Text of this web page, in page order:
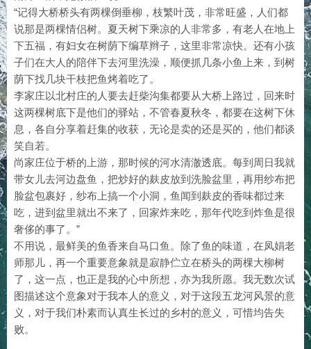
“记得大桥桥头有两棵倒垂柳，枝繁叶茂，非常旺盛，人们都
说那是两棵情侣树。夏天树下乘凉的人非常多，有老人在地上
下五福，有妇女在树荫下编草辫子，这里非常凉快。还有小孩
子们在大人的陪伴下去河里洗澡，顺便抓几条小鱼上来，到树
荫下找几块干枝把鱼烤着吃了。
李家庄以北村庄的人要去赶柴沟集都要从大桥上路过，回来时
这两棵树底下是他们的驿站，不管春夏秋冬，都要在这树下休
息，各自分享着赶集的收获，无论是卖的还是买的，他们都谈
笑自若。
尚家庄位于桥的上游，那时候的河水清澈透底。每到周日我就
带女儿去河边盘鱼，把炒好的麸皮放到洗脸盆里，再用纱布把
脸盆包裹好，纱布上搞一个小洞，鱼闻到麸皮的香味都过来
吃，进到盆里就出不来了，回家炸来吃，那年代吃到炸鱼是很
奢侈的事了。”
不用说，最鲜美的鱼香来自马口鱼。除了鱼的味道，在凤娟老
师那儿，再一个重要意象就是寂静伫立在桥头的两棵大柳树
了，这一点，也正是我的心中所想，亦为我所愿。我无数次试
图描述这个意象对于我本人的意义，对于这段五龙河风景的意
义，对于我们朴素而认真生长过的乡村的意义，可惜均告失
败。